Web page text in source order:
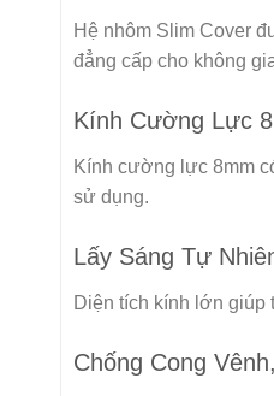
Hệ nhôm Slim Cover
đẳng cấp cho không
Kính Cường Lực
Kính cường lực 8mm
sử dụng.
Lấy Sáng Tự
Diện tích kính lớn giúp
Chống Cong